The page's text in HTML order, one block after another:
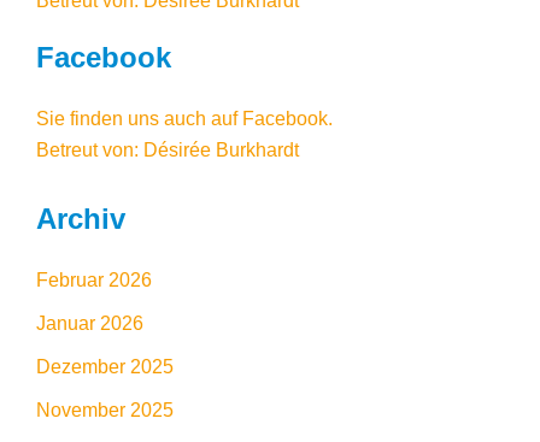
Facebook
Sie finden uns auch auf Facebook.
Betreut von: Désirée Burkhardt
Archiv
Februar 2026
Januar 2026
Dezember 2025
November 2025